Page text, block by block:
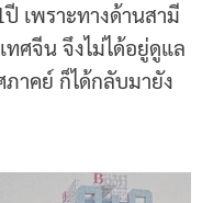
เพราะทางด้านสามี
ศจีน จึงไม่ได้อยู่ดูแล
าคย์ ก็ได้กลับมายัง